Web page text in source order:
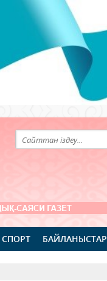
СПОРТ БАЙЛАНЫСТАР